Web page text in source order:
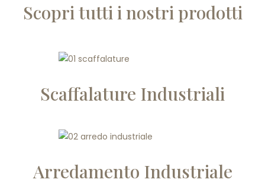
Scopri tutti i nostri prodotti
Scaffalature Industriali
Arredamento Industriale